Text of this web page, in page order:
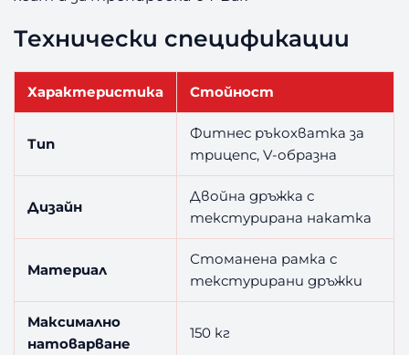
Технически спецификации
Характеристика Стойност
Тип
Фитнес ръкохватка за
трицепс, V-образна
Дизайн
Двойна дръжка с
текстурирана накатка
Материал
Стоманена рамка с
текстурирани дръжки
Максимално
натоварване
150 кг